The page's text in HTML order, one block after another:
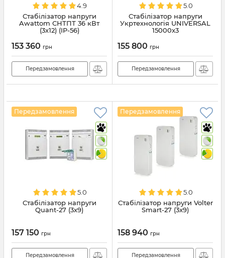
4.9
Стабілізатор напруги
Awattom СНТПТ 36 кВт
(3х12) (IP-56)
153 360 грн
Передзамовлення
5.0
Стабілізатор напруги
Укртехнологія UNIVERSAL
15000x3
155 800 грн
Передзамовлення
Передзамовлення
5.0
Стабілізатор напруги
Quant-27 (3х9)
157 150 грн
Передзамовлення
Передзамовлення
5.0
Стабілізатор напруги Volter
Smart-27 (3x9)
158 940 грн
Передзамовлення